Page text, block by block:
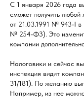
С 1 января 2026 года
сможет получить
от 21.03.1991 № 943-I в
№ 254-ФЗ). Это изменит
компании
Налоговики и сейчас
инспекция видит
31/181). По желанию
Например, из нее